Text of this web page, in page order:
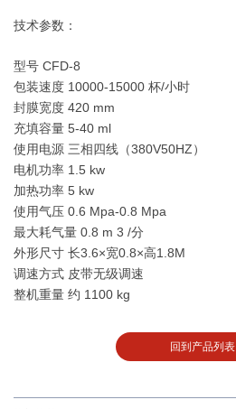
技术参数：
型号 CFD-8
包装速度 10000-15000 杯/小时
封膜宽度 420 mm
充填容量 5-40 ml
使用电源 三相四线（380V50HZ）
电机功率 1.5 kw
加热功率 5 kw
使用气压 0.6 Mpa-0.8 Mpa
最大耗气量 0.8 m 3 /分
外形尺寸 长3.6×宽0.8×高1.8M
调速方式 皮带无级调速
整机重量 约 1100 kg
回到产品列表